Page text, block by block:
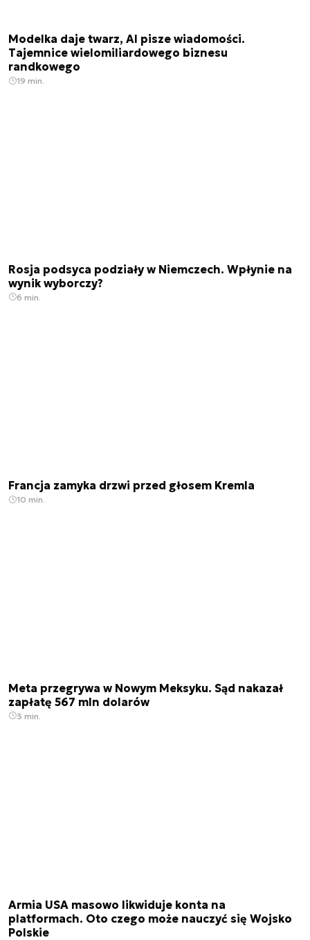
Modelka daje twarz, AI pisze wiadomości.
Tajemnice wielomiliardowego biznesu
randkowego
19 min.
Rosja podsyca podziały w Niemczech. Wpłynie na
wynik wyborczy?
6 min.
Francja zamyka drzwi przed głosem Kremla
10 min.
Meta przegrywa w Nowym Meksyku. Sąd nakazał
zapłatę 567 mln dolarów
3 min.
Armia USA masowo likwiduje konta na
platformach. Oto czego może nauczyć się Wojsko
Polskie